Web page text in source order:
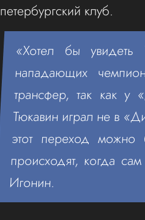
петербургский клуб.
«Хотел бы
нападающих
трансфер, так как у
Тюкавин играл не в
этот переход
происходят, когда
Игонин.